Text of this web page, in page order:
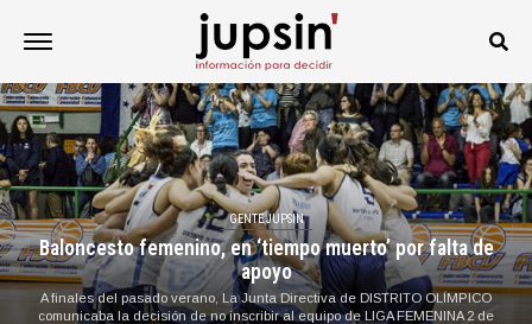
GENTE JUPSIN
Baloncesto femenino, en ‘tiempo muerto’ por falta de
apoyo
A finales del pasado verano, La Junta Directiva de DISTRITO OLÍMPICO
comunicaba la decisión de no inscribir al equipo de LIGA FEMENINA 2 de